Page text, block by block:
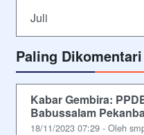
Juli
Paling Dikomentari
Kabar Gembira:
Babussalam
18/11/2023 07:29 - Oleh